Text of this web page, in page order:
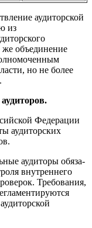
аудиторской
из
же объединение
но не более
Федерации
аудиторских
аудиторы обяза­
внутреннего
Требования,